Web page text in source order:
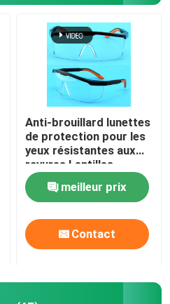
Anti-brouillard lunettes
de protection pour les
yeux résistantes aux
rayures Lentilles
d'enveloppe claires
Lunettes de sécurité et
poignées
antidérapantes
Temples réglables
Lunettes de laboratoire
meilleur prix
Contact